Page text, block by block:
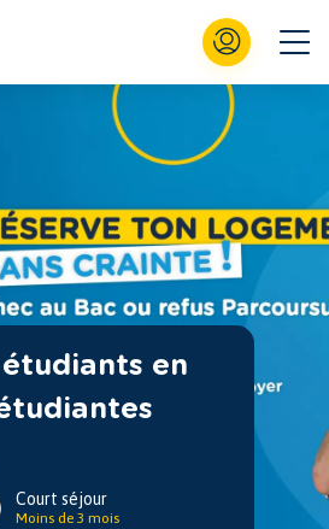
en
Court séjour
Moins de 3 mois